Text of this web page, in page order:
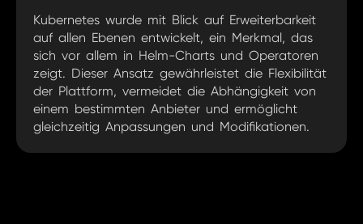
Kubernetes wurde mit Blick auf Erweiterbarkeit
auf allen Ebenen entwickelt, ein Merkmal, das
sich vor allem in Helm-Charts und Operatoren
zeigt. Dieser Ansatz gewährleistet die Flexibilität
der Plattform, vermeidet die Abhängigkeit von
einem bestimmten Anbieter und ermöglicht
gleichzeitig Anpassungen und Modifikationen.